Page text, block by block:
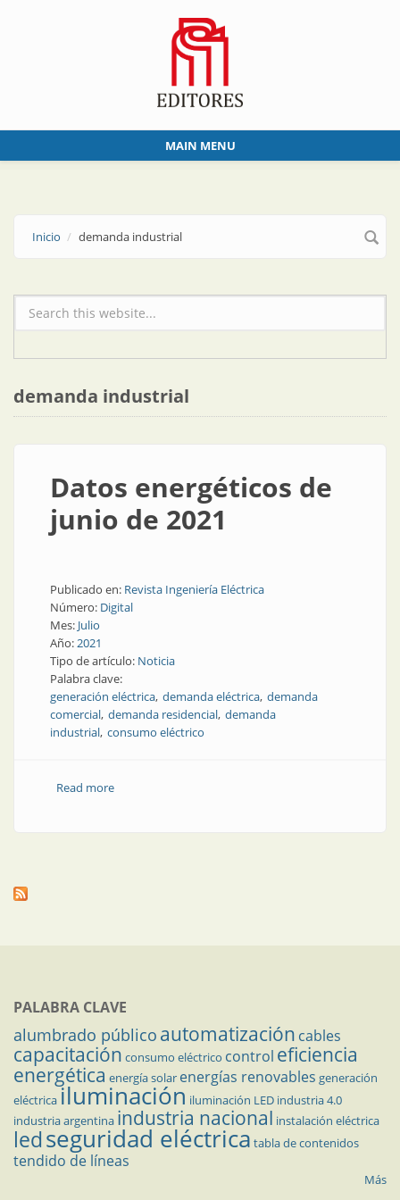
MAIN MENU
Inicio demanda industrial
Formulario de búsqueda
demanda industrial
Datos energéticos de
junio de 2021
Publicado en: Revista Ingeniería Eléctrica
Número: Digital
Mes: Julio
Año:2021
Tipo de artículo: Noticia
Palabra clave:
generación eléctrica demanda eléctrica demanda
comercial demanda residencial demanda
industrial consumo eléctrico
Read moreabout Datos energéticos de junio de 2021
PALABRA CLAVE
alumbrado público automatización cables
capacitación consumo eléctrico control eficiencia
energética energía solar energías renovables generación
eléctricailuminación iluminación LED industria 4.0
industria argentina industria nacional instalación eléctrica
ledseguridad eléctrica tabla de contenidos
tendido de líneas
Más